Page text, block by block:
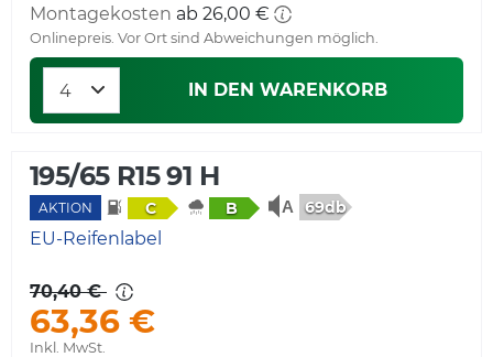
Montagekosten ab 26,00 €
Onlinepreis. Vor Ort sind Abweichungen möglich.
IN DEN WARENKORB
195/65 R15 91 H
AKTION C B 69db
EU-Reifenlabel
70,40 €
63,36 €
Inkl. MwSt.